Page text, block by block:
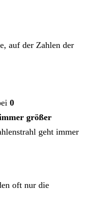
auf der Zahlen der
0
größer
geht immer
oft nur die